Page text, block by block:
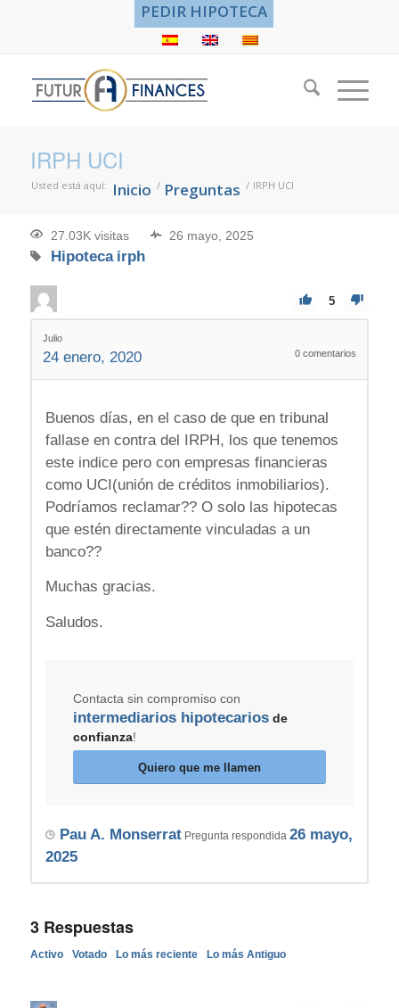
PEDIR HIPOTECA
IRPH UCI
Usted está aquí: Inicio / Preguntas / IRPH UCI
27.03K visitas 26 mayo, 2025
Hipoteca irph
5
Julio
24 enero, 2020 0 comentarios
Buenos días, en el caso de que en tribunal
fallase en contra del IRPH, los que tenemos
este indice pero con empresas financieras
como UCI(unión de créditos inmobiliarios).
Podríamos reclamar?? O solo las hipotecas
que estén directamente vinculadas a un
banco??
Muchas gracias.
Saludos.
Contacta sin compromiso con
intermediarios hipotecariosde
confianza!
Quiero que me llamen
Pau A. MonserratPregunta respondida 26 mayo,
2025
3Respuestas
Activo Votado Lo más reciente Lo más Antiguo